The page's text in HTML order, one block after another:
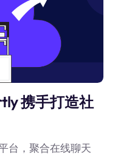
携手打造社
台，聚合在线聊天